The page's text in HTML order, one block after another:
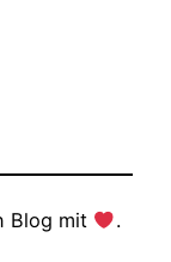
Blog mit .